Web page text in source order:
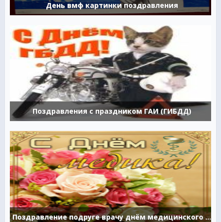
День вмф картинки поздравления
Поздравления с праздником ГАИ (ГИБДД)
Поздравление подруге врачу днём медицинского работника